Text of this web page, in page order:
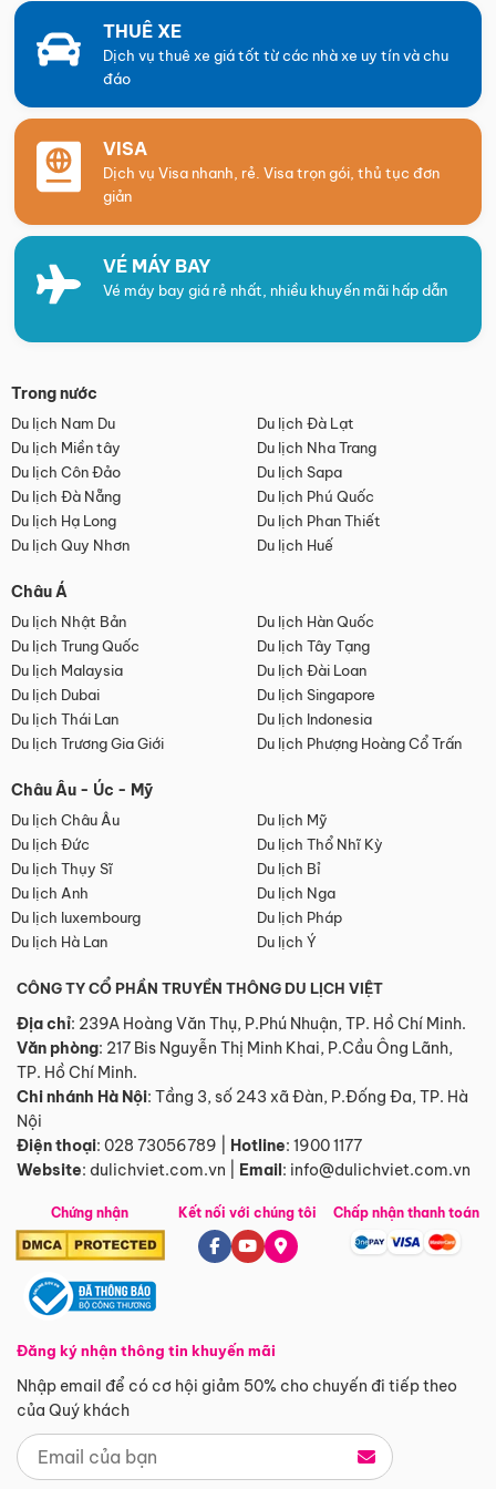
THUÊ XE
Dịch vụ thuê xe giá tốt từ các nhà xe uy tín và chu
đáo
VISA
Dịch vụ Visa nhanh, rẻ. Visa trọn gói, thủ tục đơn
giản
VÉ MÁY BAY
Vé máy bay giá rẻ nhất, nhiều khuyến mãi hấp dẫn
Trong nước
Du lịch Nam Du
Du lịch Đà Lạt
Du lịch Miền tây
Du lịch Nha Trang
Du lịch Côn Đảo
Du lịch Sapa
Du lịch Đà Nẵng
Du lịch Phú Quốc
Du lịch Hạ Long
Du lịch Phan Thiết
Du lịch Quy Nhơn
Du lịch Huế
Châu Á
Du lịch Nhật Bản
Du lịch Hàn Quốc
Du lịch Trung Quốc
Du lịch Tây Tạng
Du lịch Malaysia
Du lịch Đài Loan
Du lịch Dubai
Du lịch Singapore
Du lịch Thái Lan
Du lịch Indonesia
Du lịch Trương Gia Giới
Du lịch Phượng Hoàng Cổ Trấn
Châu Âu - Úc - Mỹ
Du lịch Châu Âu
Du lịch Mỹ
Du lịch Đức
Du lịch Thổ Nhĩ Kỳ
Du lịch Thụy Sĩ
Du lịch Bỉ
Du lịch Anh
Du lịch Nga
Du lịch luxembourg
Du lịch Pháp
Du lịch Hà Lan
Du lịch Ý
CÔNG TY CỔ PHẦN TRUYỀN THÔNG DU LỊCH VIỆT
Địa chỉ: 239A Hoàng Văn Thụ, P.Phú Nhuận, TP. Hồ Chí Minh.
Văn phòng: 217 Bis Nguyễn Thị Minh Khai, P.Cầu Ông Lãnh,
TP. Hồ Chí Minh.
Chi nhánh Hà Nội: Tầng 3, số 243 xã Đàn, P.Đống Đa, TP. Hà
Nội
Điện thoại: 028 73056789 Hotline: 1900 1177
Website: dulichviet.com.vn Email: info@dulichviet.com.vn
Chứng nhận
Đăng ký nhận thông tin khuyến mãi
Nhập email để có cơ hội giảm 50% cho chuyến đi tiếp theo
của Quý khách
Kết nối với chúng tôi Chấp nhận thanh toán